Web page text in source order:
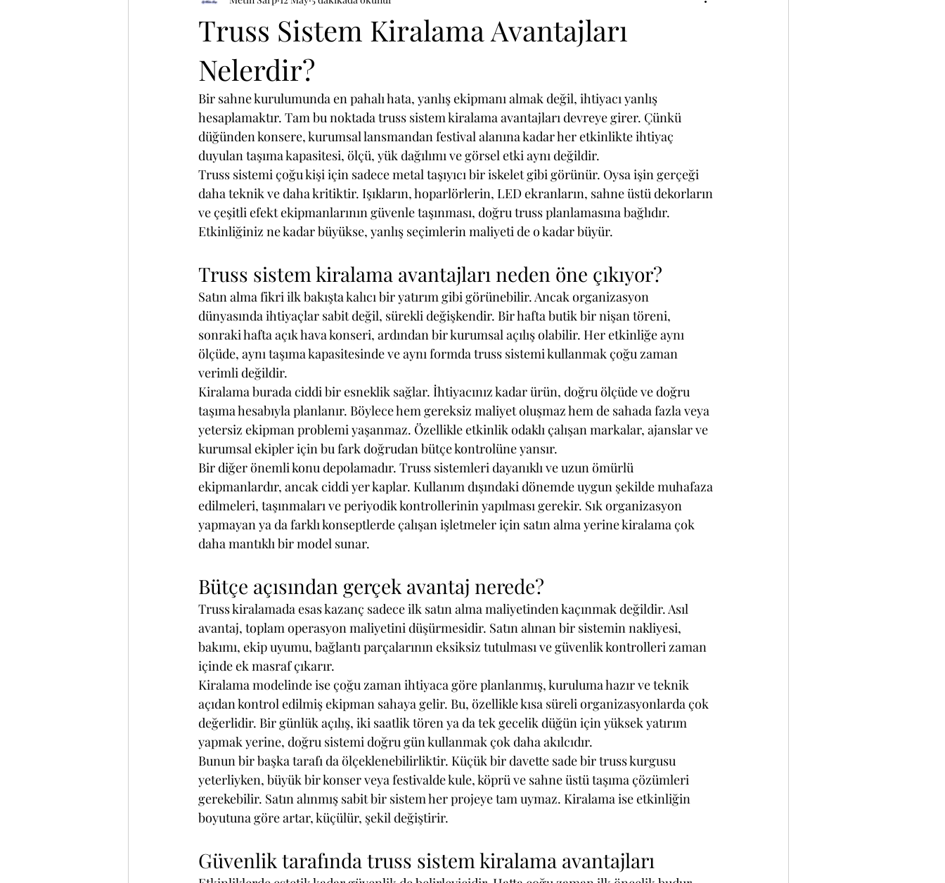
Truss Sistem Kiralama Avantajları
Nelerdir?
Bir sahne kurulumunda en pahalı hata, yanlış ekipmanı almak değil, ihtiyacı yanlış
hesaplamaktır. Tam bu noktada truss sistem kiralama avantajları devreye girer. Çünkü
düğünden konsere, kurumsal lansmandan festival alanına kadar her etkinlikte ihtiyaç
duyulan taşıma kapasitesi, ölçü, yük dağılımı ve görsel etki aynı değildir.
Truss sistemi çoğu kişi için sadece metal taşıyıcı bir iskelet gibi görünür. Oysa işin gerçeği
daha teknik ve daha kritiktir. Işıkların, hoparlörlerin, LED ekranların, sahne üstü dekorların
ve çeşitli efekt ekipmanlarının güvenle taşınması, doğru truss planlamasına bağlıdır.
Etkinliğiniz ne kadar büyükse, yanlış seçimlerin maliyeti de o kadar büyür.
Truss sistem kiralama avantajları neden öne çıkıyor?
Satın alma fikri ilk bakışta kalıcı bir yatırım gibi görünebilir. Ancak organizasyon
dünyasında ihtiyaçlar sabit değil, sürekli değişkendir. Bir hafta butik bir nişan töreni,
sonraki hafta açık hava konseri, ardından bir kurumsal açılış olabilir. Her etkinliğe aynı
ölçüde, aynı taşıma kapasitesinde ve aynı formda truss sistemi kullanmak çoğu zaman
verimli değildir.
Kiralama burada ciddi bir esneklik sağlar. İhtiyacınız kadar ürün, doğru ölçüde ve doğru
taşıma hesabıyla planlanır. Böylece hem gereksiz maliyet oluşmaz hem de sahada fazla veya
yetersiz ekipman problemi yaşanmaz. Özellikle etkinlik odaklı çalışan markalar, ajanslar ve
kurumsal ekipler için bu fark doğrudan bütçe kontrolüne yansır.
Bir diğer önemli konu depolamadır. Truss sistemleri dayanıklı ve uzun ömürlü
ekipmanlardır, ancak ciddi yer kaplar. Kullanım dışındaki dönemde uygun şekilde muhafaza
edilmeleri, taşınmaları ve periyodik kontrollerinin yapılması gerekir. Sık organizasyon
yapmayan ya da farklı konseptlerde çalışan işletmeler için satın alma yerine kiralama çok
daha mantıklı bir model sunar.
Bütçe açısından gerçek avantaj nerede?
Truss kiralamada esas kazanç sadece ilk satın alma maliyetinden kaçınmak değildir. Asıl
avantaj, toplam operasyon maliyetini düşürmesidir. Satın alınan bir sistemin nakliyesi,
bakımı, ekip uyumu, bağlantı parçalarının eksiksiz tutulması ve güvenlik kontrolleri zaman
içinde ek masraf çıkarır.
Kiralama modelinde ise çoğu zaman ihtiyaca göre planlanmış, kuruluma hazır ve teknik
açıdan kontrol edilmiş ekipman sahaya gelir. Bu, özellikle kısa süreli organizasyonlarda çok
değerlidir. Bir günlük açılış, iki saatlik tören ya da tek gecelik düğün için yüksek yatırım
yapmak yerine, doğru sistemi doğru gün kullanmak çok daha akılcıdır.
Bunun bir başka tarafı da ölçeklenebilirliktir. Küçük bir davette sade bir truss kurgusu
yeterliyken, büyük bir konser veya festivalde kule, köprü ve sahne üstü taşıma çözümleri
gerekebilir. Satın alınmış sabit bir sistem her projeye tam uymaz. Kiralama ise etkinliğin
boyutuna göre artar, küçülür, şekil değiştirir.
Güvenlik tarafında truss sistem kiralama avantajları